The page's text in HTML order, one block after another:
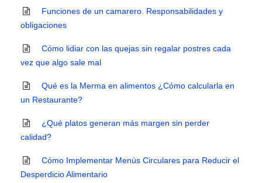
Funciones de un camarero. Responsabilidades y
obligaciones
Cómo lidiar con las quejas sin regalar postres cada
vez que algo sale mal
Qué es la Merma en alimentos ¿Cómo calcularla en
un Restaurante?
¿Qué platos generan más margen sin perder
calidad?
Cómo Implementar Menús Circulares para Reducir el
Desperdicio Alimentario